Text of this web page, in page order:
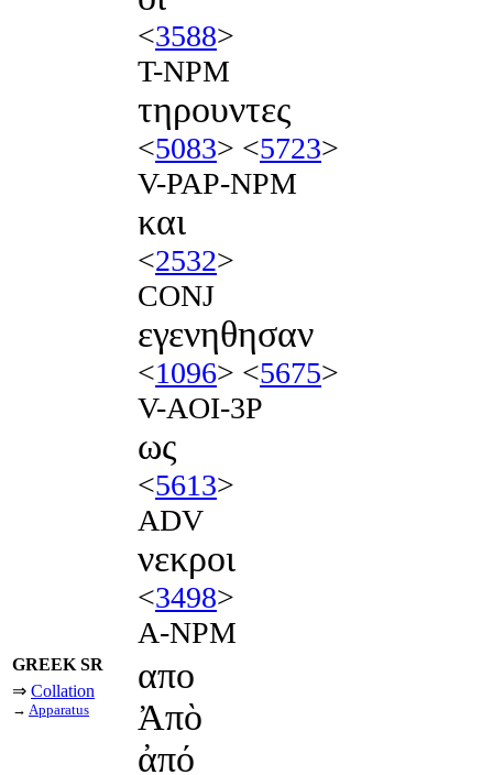
<3588>
T-NPM
τηρουντες
<5083> <5723>
V-PAP-NPM
και
<2532>
CONJ
εγενηθησαν
<1096> <5675>
V-AOI-3P
ως
<5613>
ADV
νεκροι
<3498>
A-NPM
GREEK SR
⇒ Collation
→ Apparatus
απο
Ἀπὸ
ἀπό